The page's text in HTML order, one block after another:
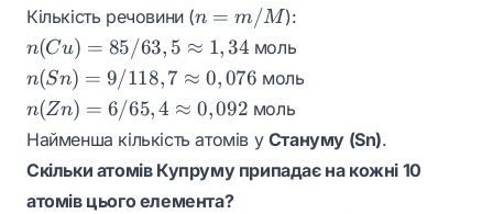
Кількість речовини (n =
m/M
n = m/M):
n(Cu)
= 85 /
63,5
\approx
1,34
n(Cu) = 85/63, 5 ≈ 1,34 моль
n(Sn) =
9 /
118,7
\approx
0,076
n(Sn) = 9/118,7 ≈ 0,076 моль
n(Zn) =
6 / 65,4
\approx
0,092
n(Zn) = 6/65,4 ≈ 0,092 моль
Найменша кількість атомів у Стануму (Sn).
Скільки атомів Купруму припадає на кожні 10
атомів цього елемента?